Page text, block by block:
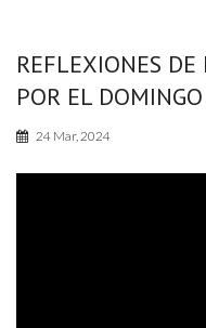
REFLEXIONES
POR EL
24 Mar, 2024